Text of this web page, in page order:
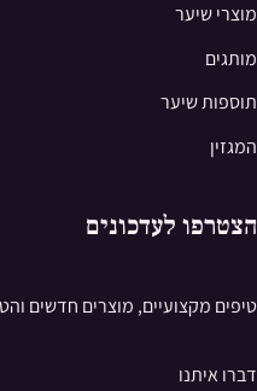
מוצרי שיער
מותגים
תוספות שיער
המגזין
הצטרפו לעדכונים
טיפים מקצועיים, מוצרים חדשים
דברו איתנו